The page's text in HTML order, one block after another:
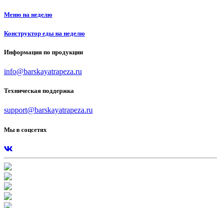
Меню на неделю
Конструктор еды на неделю
Информация по продукции
info@barskayatrapeza.ru
Техническая поддержка
support@barskayatrapeza.ru
Мы в соцсетях